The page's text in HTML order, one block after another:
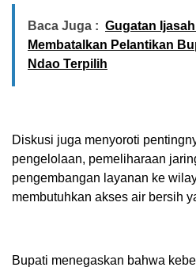
Baca Juga : Gugatan
Membatalkan Pelantikan
Ndao Terpilih
Diskusi juga menyoroti
pengelolaan, pemeliharaan
pengembangan layanan ke
membutuhkan akses air bersih
Bupati menegaskan bahwa